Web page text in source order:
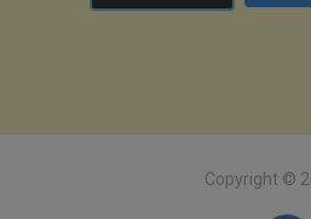
Copyright ©